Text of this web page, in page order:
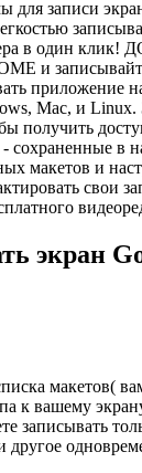
записи
в один
и
приложение
Mac, и Linux.
получить
сохраненные в
макетов и
свои
экран
макетов(
к вашему
записывать
другое